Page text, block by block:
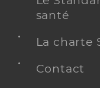
santé
La charte
Contact